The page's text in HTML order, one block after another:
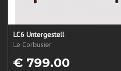
LC6 Untergestell
Le Corbusier
€ 799.00